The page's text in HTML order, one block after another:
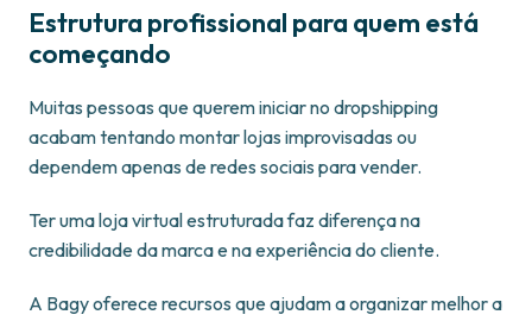
Estrutura profissional para quem está
começando
Muitas pessoas que querem iniciar no dropshipping
acabam tentando montar lojas improvisadas ou
dependem apenas de redes sociais para vender.
Ter uma loja virtual estruturada faz diferença na
credibilidade da marca e na experiência do cliente.
A Bagy oferece recursos que ajudam a organizar melhor a